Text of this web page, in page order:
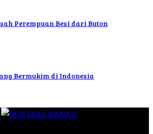
Perempuan Besi dari Buton
Bermukim di Indonesia